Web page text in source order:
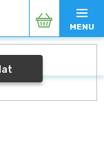
Nákupní
košík